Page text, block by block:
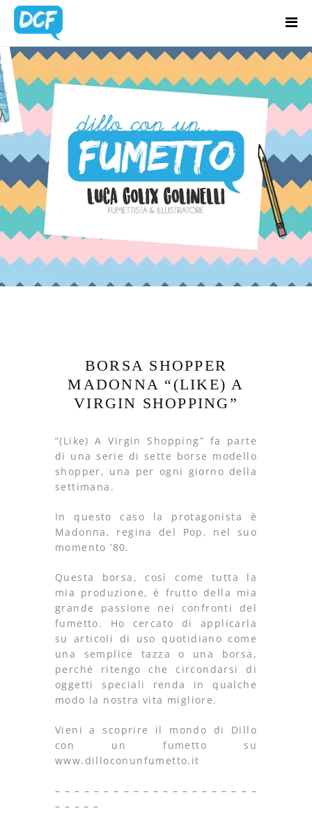
Home
Chi Sono
Regali Creativi
Lavora con me
Portfolio
Blog
Contatti
BORSA SHOPPER
MADONNA “(LIKE) A
VIRGIN SHOPPING”
“(Like) A Virgin Shopping” fa parte
di una serie di sette borse modello
shopper, una per ogni giorno della
settimana.
In questo caso la protagonista è
Madonna, regina del Pop, nel suo
momento ’80.
Questa borsa, così come tutta la
mia produzione, è frutto della mia
grande passione nei confronti del
fumetto. Ho cercato di applicarla
su articoli di uso quotidiano come
una semplice tazza o una borsa,
perché ritengo che circondarsi di
oggetti speciali renda in qualche
modo la nostra vita migliore.
Vieni a scoprire il mondo di Dillo
con un fumetto su
www.dilloconunfumetto.it
– – – – – – – – – – – – – – – – – – – – –
– – – – –